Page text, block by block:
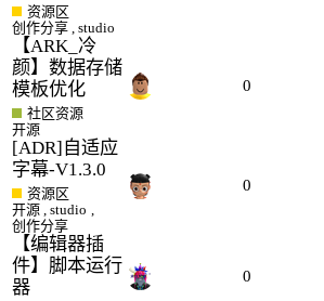
资源区
创作分享 ,studio
【ARK_冷
颜】数据存储
模板优化
社区资源
开源
0
[ADR]自适应
字幕-V1.3.0
资源区
开源 ,studio
创作分享
0
【编辑器插
件】脚本运行
器
0